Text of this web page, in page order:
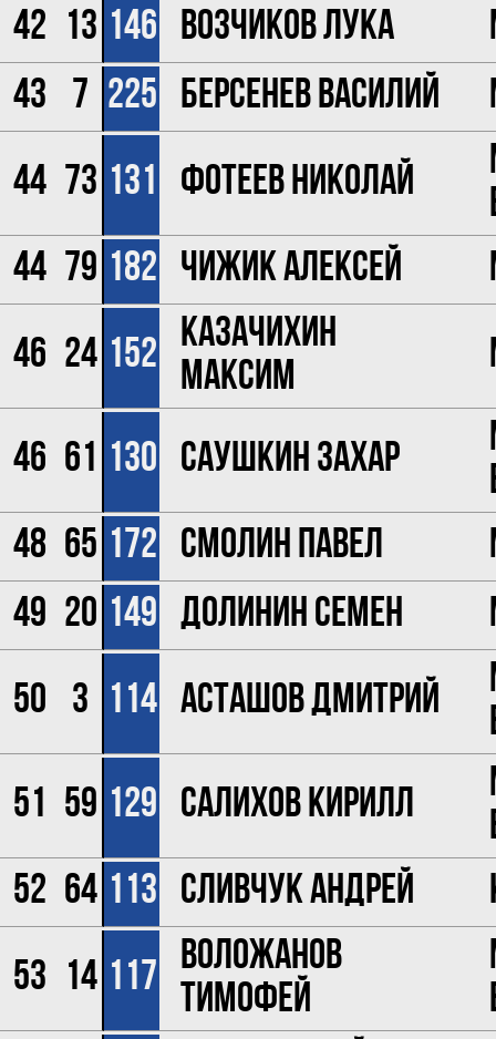
42 13 146 Возчиков Лука
43
7 225 Берсенев Василий
44 73 131 Фотеев Николай
44 79 182 Чижик Алексей
46 24 152 Казачихин
Максим
46 61 130 Саушкин Захар
48 65 172 Смолин Павел
49 20 149 Долинин Семен
50
3 114 Асташов Дмитрий
51 59 129 Салихов Кирилл
52 64 113 Сливчук Андрей
53 14 117 Воложанов
Тимофей